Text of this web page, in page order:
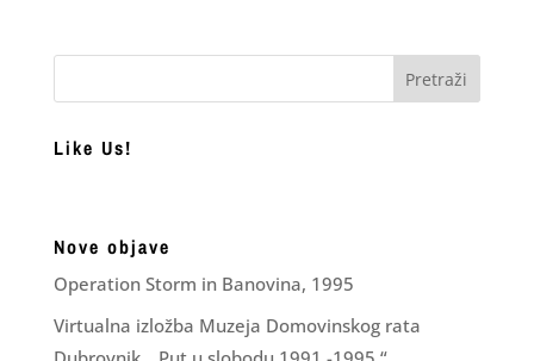
Like Us!
Nove objave
Operation Storm in Banovina, 1995
Virtualna izložba Muzeja Domovinskog rata